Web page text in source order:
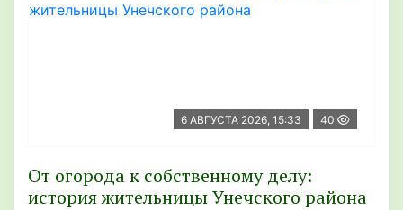
6 АВГУСТА 2026, 15:33 40
От огорода к собственному делу:
история жительницы Унечского района